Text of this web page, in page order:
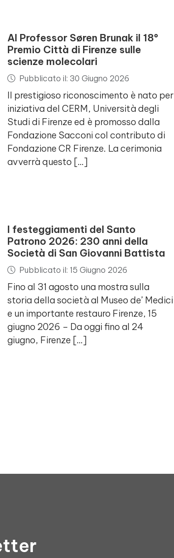
Al Professor Søren Brunak il 18°
Premio Città di Firenze sulle
scienze molecolari
Pubblicato il: 30 Giugno 2026
Il prestigioso riconoscimento è nato per
iniziativa del CERM, Università degli
Studi di Firenze ed è promosso dalla
Fondazione Sacconi col contributo di
Fondazione CR Firenze. La cerimonia
avverrà questo […]
I festeggiamenti del Santo
Patrono 2026: 230 anni della
Società di San Giovanni Battista
Pubblicato il: 15 Giugno 2026
Fino al 31 agosto una mostra sulla
storia della società al Museo de’ Medici
e un importante restauro Firenze, 15
giugno 2026 – Da oggi fino al 24
giugno, Firenze […]